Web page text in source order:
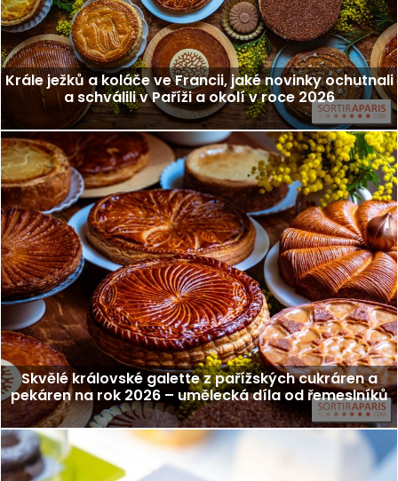
Krále ježků a koláče ve Francii, jaké novinky ochutnali
a schválili v Paříži a okolí v roce 2026
Skvělé královské galette z pařížských cukráren a
pekáren na rok 2026 – umělecká díla od řemeslníků